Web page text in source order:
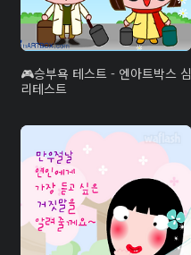
승부욕 테스트 - 엔아트박스 심
리테스트